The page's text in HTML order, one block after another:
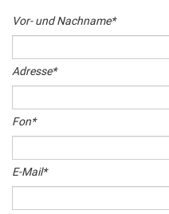
Vor- und Nachname*
Adresse*
Fon*
E-Mail*